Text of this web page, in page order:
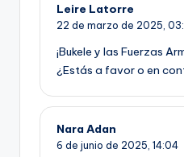
Leire Latorre
22 de marzo de 2025,
¡Bukele y las Fuerzas
¿Estás a favor o en
Nara Adan
6 de junio de 2025, 14:04